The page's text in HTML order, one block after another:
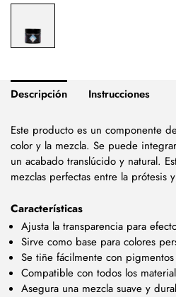
Descripción Instrucciones
Este producto es un componente
color y la mezcla. Se puede
un acabado translúcido y natural.
mezclas perfectas entre la prótesis
Características
Ajusta la transparencia para
Sirve como base para colores
Se tiñe fácilmente con
Compatible con todos los
Asegura una mezcla suave y